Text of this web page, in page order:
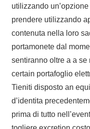
utilizzando
prendere utilizzando
contenuta nella loro
portamonete dal
sentiranno oltre a a
certain portafoglio
Tieniti disposto an
d’identita
prima di tutto